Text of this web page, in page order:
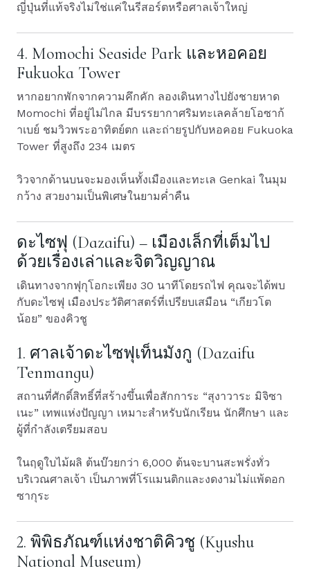
ญี่ปุ่นที่แท้จริงไม่ใช่แค่ในรีสอร์ตหรือศาลเจ้าใหญ่
4. Momochi Seaside Park และหอคอย
Fukuoka Tower
หากอยากพักจากความคึกคัก ลองเดินทางไปยังชายหาด
Momochi ที่อยู่ไม่ไกล มีบรรยากาศริมทะเลคล้ายโอซาก้
าเบย์ ชมวิวพระอาทิตย์ตก และถ่ายรูปกับหอคอย Fukuoka
Tower ที่สูงถึง 234 เมตร
วิวจากด้านบนจะมองเห็นทั้งเมืองและทะเล Genkai ในมุม
กว้าง สวยงามเป็นพิเศษในยามค่ำคืน
ดะไซฟุ (Dazaifu) – เมืองเล็กที่เต็มไป
ด้วยเรื่องเล่าและจิตวิญญาณ
เดินทางจากฟุกุโอกะเพียง 30 นาทีโดยรถไฟ คุณจะได้พบ
กับดะไซฟุ เมืองประวัติศาสตร์ที่เปรียบเสมือน “เกียวโต
น้อย” ของคิวชู
1. ศาลเจ้าดะไซฟุเท็นมังกู (Dazaifu
Tenmangu)
สถานที่ศักดิ์สิทธิ์ที่สร้างขึ้นเพื่อสักการะ “สุงาวาระ มิจิซา
เนะ” เทพแห่งปัญญา เหมาะสำหรับนักเรียน นักศึกษา และ
ผู้ที่กำลังเตรียมสอบ
ในฤดูใบไม้ผลิ ต้นบ๊วยกว่า 6,000 ต้นจะบานสะพรั่งทั่ว
บริเวณศาลเจ้า เป็นภาพที่โรแมนติกและงดงามไม่แพ้ดอก
ซากุระ
2. พิพิธภัณฑ์แห่งชาติคิวชู (Kyushu
National Museum)